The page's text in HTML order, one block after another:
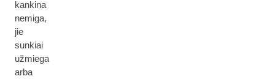
kankina
nemiga,
jie
sunkiai
užmiega
arba